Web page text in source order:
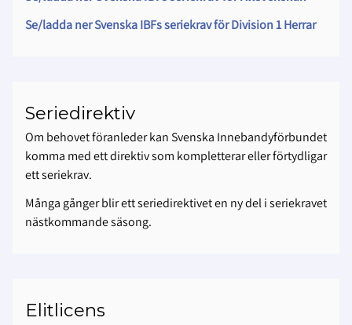
Se/ladda ner Svenska IBFs seriekrav för Division 1 Herrar
Seriedirektiv
Om behovet föranleder kan Svenska Innebandyförbundet
komma med ett direktiv som kompletterar eller förtydligar
ett seriekrav.
Många gånger blir ett seriedirektivet en ny del i seriekravet
nästkommande säsong.
Elitlicens